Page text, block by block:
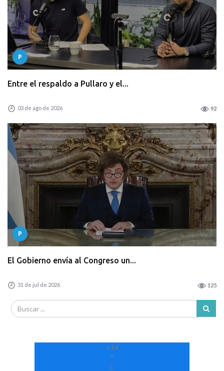
P
Entre el respaldo a Pullaro y el...
03 de ago de 2026 92
P
El Gobierno envía al Congreso un...
31 de jul de 2026 125
+14
°
C